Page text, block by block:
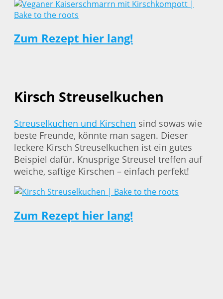
Zum Rezept hier lang!
Kirsch Streuselkuchen
Streuselkuchen und Kirschen sind sowas wie
beste Freunde, könnte man sagen. Dieser
leckere Kirsch Streuselkuchen ist ein gutes
Beispiel dafür. Knusprige Streusel treffen auf
weiche, saftige Kirschen – einfach perfekt!
Zum Rezept hier lang!